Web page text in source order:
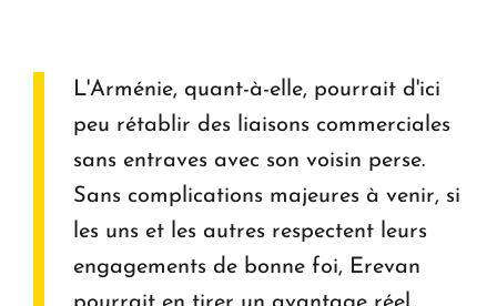
L'Arménie, quant-à-elle, pourrait d'ici
peu rétablir des liaisons commerciales
sans entraves avec son voisin perse.
Sans complications majeures à venir, si
les uns et les autres respectent leurs
engagements de bonne foi, Erevan